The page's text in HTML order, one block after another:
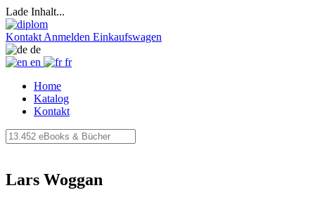
Lade Inhalt...
Kontakt Anmelden Einkaufswagen
de
en
fr
Home
Katalog
Kontakt
Lars Woggan